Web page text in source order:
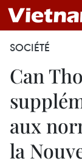
SOCIÉTÉ
Can
aux
la